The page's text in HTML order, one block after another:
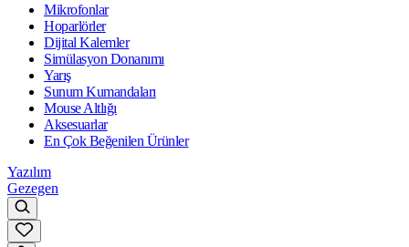
Mikrofonlar
Hoparlörler
Dijital Kalemler
Simülasyon Donanımı
Yarış
Sunum Kumandaları
Mouse Altlığı
Aksesuarlar
En Çok Beğenilen Ürünler
Yazılım
Gezegen